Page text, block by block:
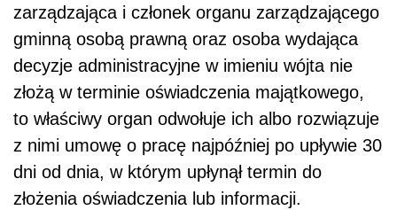
zarządzająca i członek organu zarządzającego
gminną osobą prawną oraz osoba wydająca
decyzje administracyjne w imieniu wójta nie
złożą w terminie oświadczenia majątkowego,
to właściwy organ odwołuje ich albo rozwiązuje
z nimi umowę o pracę najpóźniej po upływie 30
dni od dnia, w którym upłynął termin do
złożenia oświadczenia lub informacji.